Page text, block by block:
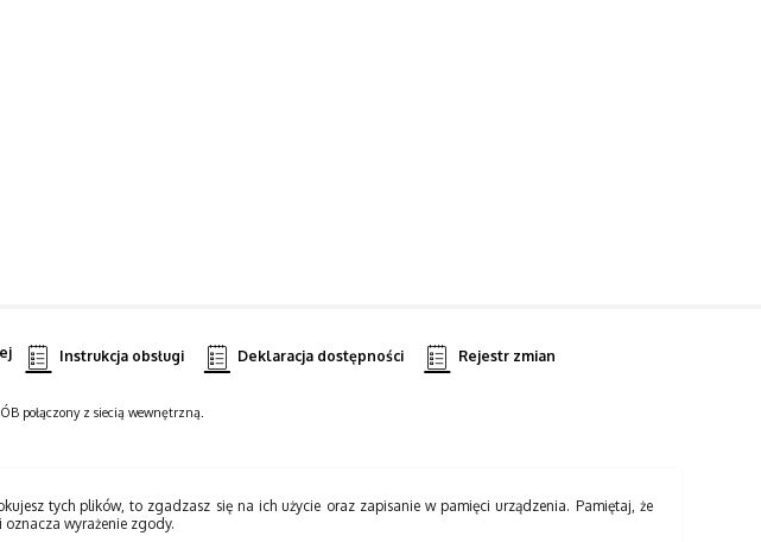
Instrukcja obsługi Deklaracja dostępności Rejestr zmian
połączony z siecią wewnętrzną.
tych plików, to zgadzasz się na ich użycie oraz zapisanie w pamięci urządzenia. Pamiętaj, że
wyrażenie zgody.